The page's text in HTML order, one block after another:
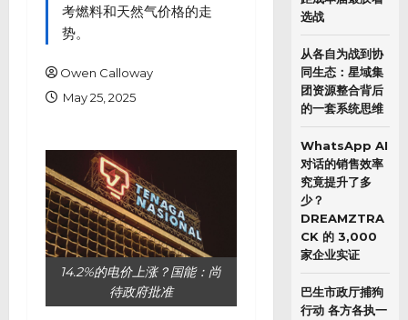
考燃料和天然气价格的走
势。
Owen Calloway
May 25, 2025
14.2%的电价上涨？国能：尚
待政府批准
选战
从各自为战到协
同生态：星域集
团资源整合背后
的一套系统思维
WhatsApp AI
对话的销售效率
究竟提升了多
少？
DREAMZTRA
CK 的 3,000
家企业实证
巴生市政厅捕狗
行动 各方各执一